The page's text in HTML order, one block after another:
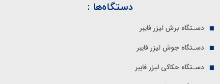
دستگاه‌ها :
دسـتگاه برش لیزر فایبر
دسـتگاه جوش لیزر فایبر
دسـتگاه حکاکی لیزر فایبر